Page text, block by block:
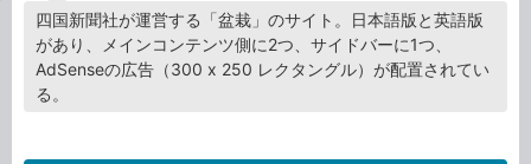
四国新聞社が運営する「盆栽」のサイト。日本語版と英語版
があり、メインコンテンツ側に2つ、サイドバーに1つ、
AdSenseの広告（300 x 250 レクタングル）が配置されてい
る。